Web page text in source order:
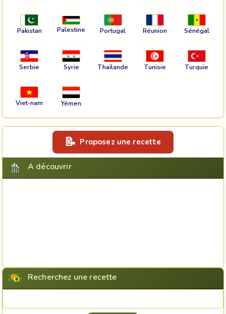
Pakistan Palestine Portugal Réunion Sénégal
Serbie Syrie Thaïlande Tunisie Turquie
Viet-nam Yémen
Proposez une recette
A découvrir
Recherchez une recette